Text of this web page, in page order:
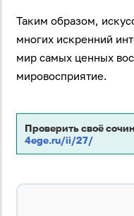
Вход
Логин
Таким образом,
многих искренний
мир самых ценных
мировосприятие.
Проверить своё
4ege.ru/ii/27/